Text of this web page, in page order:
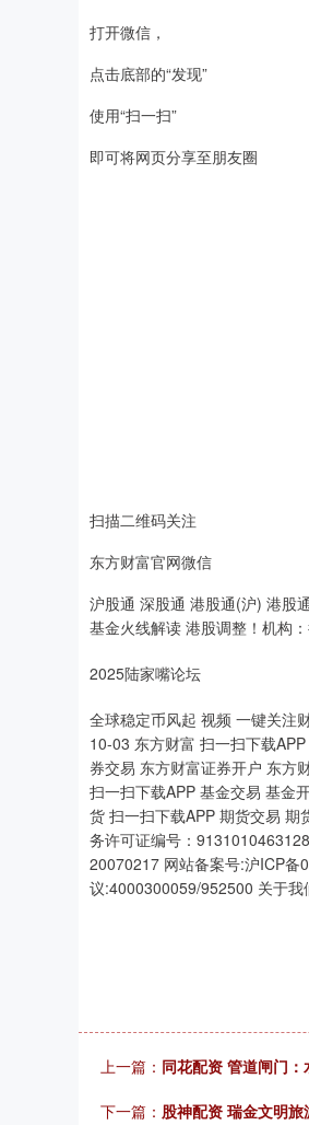
打开微信，
点击底部的“发现”
使用“扫一扫”
即可将网页分享至朋友圈
扫描二维码关注
东方财富官网微信
沪股通 深股通 港股通(沪) 港股
基金火线解读 港股调整！机构
2025陆家嘴论坛
全球稳定币风起 视频 一键关注
10-03 东方财富 扫一扫下载
券交易 东方财富证券开户 东方
扫一扫下载APP 基金交易 基金
货 扫一扫下载APP 期货交易
务许可证编号：
20070217 网站备案号:沪ICP
议:4000300059/952500 关于
上一篇： 同花配资 管道闸门
下一篇： 股神配资 瑞金文明